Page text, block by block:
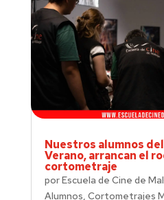
Nuestros alumnos
Verano, arrancan el
cortometraje
porEscuela de Cine de
Alumnos, Cortometrajes